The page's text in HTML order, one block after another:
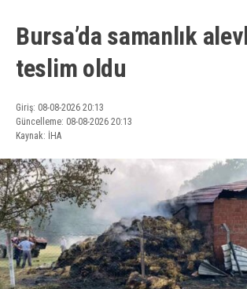
Bursa’da samanlık
teslim oldu
Giriş: 08-08-2026 20:13
Güncelleme: 08-08-2026 20:13
Kaynak: İHA